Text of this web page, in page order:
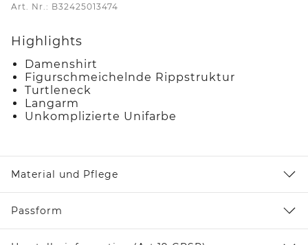
Art. Nr.: B32425013474
Highlights
Damenshirt
Figurschmeichelnde Rippstruktur
Turtleneck
Langarm
Unkomplizierte Unifarbe
Material und Pflege
Passform